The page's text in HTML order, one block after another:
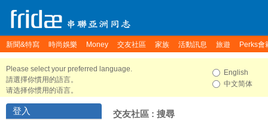
新聞&特寫 時尚娛樂 Money 交友社區 家族 活動訊息 旅遊 Perks會
Please select your preferred language.
請選擇你慣用的語言。
请选择你惯用的语言。
English
中文简体
登入 交友社區 : 搜尋